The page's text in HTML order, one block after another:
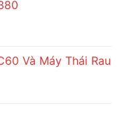
Và Máy Thái Rau